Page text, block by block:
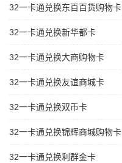
32一卡通兑换东百百货购物卡
32一卡通兑换新华都卡
32一卡通兑换大商购物卡
32一卡通兑换友谊商城卡
32一卡通兑换双币卡
32一卡通兑换锦辉商城购物卡
32一卡通兑换利群金卡